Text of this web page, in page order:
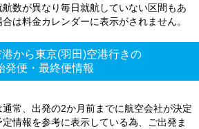
数が異なり毎日就航していない区間もあ
は料金カレンダーに表示がされません。
から東京(羽田)空港行きの
発便・最終便情報
常、出発の2か月前までに航空会社が決定
情報を参考に表示している為、ご出発ま